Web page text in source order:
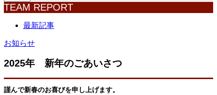
TEAM REPORT
最新記事
お知らせ
2025年 新年のごあいさつ
謹んで新春のお喜びを申し上げます。